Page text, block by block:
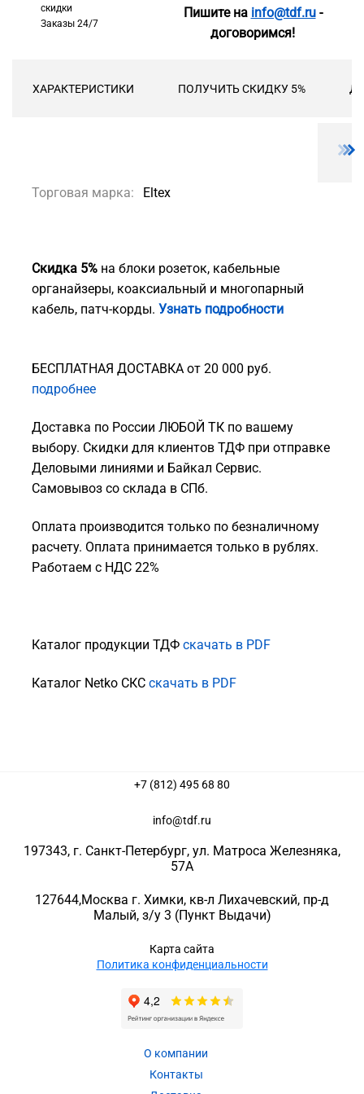
скидки
Заказы 24/7
Пишите на info@tdf.ru-
договоримся!
ХАРАКТЕРИСТИКИ ПОЛУЧИТЬ СКИДКУ 5%
Торговая марка: Eltex
Скидка 5% на блоки розеток, кабельные
органайзеры, коаксиальный и многопарный
кабель, патч-корды. Узнать подробности
БЕСПЛАТНАЯ ДОСТАВКА от 20 000 руб.
подробнее
Доставка по России ЛЮБОЙ ТК по вашему
выбору. Скидки для клиентов ТДФ при отправке
Деловыми линиями и Байкал Сервис.
Самовывоз со склада в СПб.
Оплата производится только по безналичному
расчету. Оплата принимается только в рублях.
Работаем с НДС 22%
Каталог продукции ТДФ скачать в PDF
Каталог Netko СКС скачать в PDF
+7 (812) 495 68 80
info@tdf.ru
197343, г. Санкт-Петербург, ул. Матроса Железняка,
57A
127644,Москва г. Химки, кв-л Лихачевский, пр-д
Малый, з/у 3 (Пункт Выдачи)
Карта сайта
Политика конфиденциальности
О компании
Контакты